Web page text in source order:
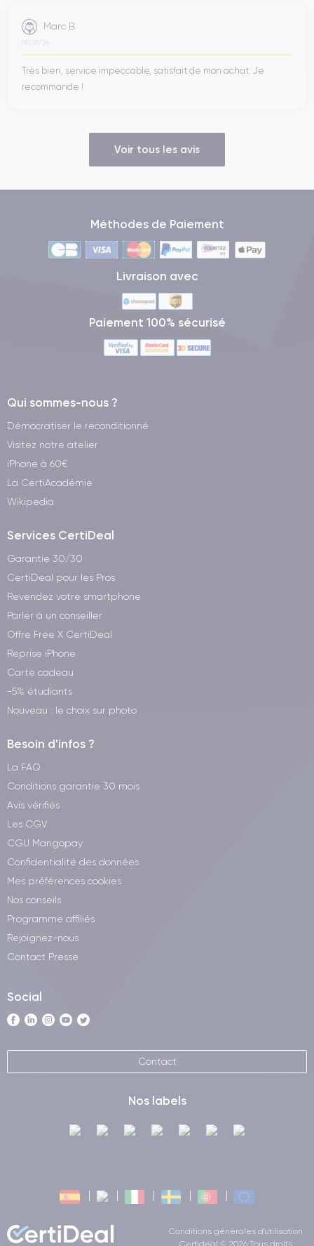
Marc B.
09/07/26
Très bien, service impeccable, satisfait de mon achat. Je
recommande !
Voir tous les avis
Méthodes de Paiement
Livraison avec
Paiement 100% sécurisé
Qui sommes-nous ?
Démocratiser le reconditionné
Visitez notre atelier
iPhone à 60€
La CertiAcadémie
Wikipedia
Services CertiDeal
Garantie 30/30
CertiDeal pour les Pros
Revendez votre smartphone
Parler à un conseiller
Offre Free X CertiDeal
Reprise iPhone
Carte cadeau
-5% étudiants
Nouveau : le choix sur photo
Besoin d'infos ?
La FAQ
Conditions garantie 30 mois
Avis vérifiés
Les CGV
CGU Mangopay
Confidentialité des données
Mes préférences cookies
Nos conseils
Programme affiliés
Rejoignez-nous
Contact Presse
Social
Contact
Nos labels
Conditions générales d'utilisation
Certideal © 2026 Tous droits